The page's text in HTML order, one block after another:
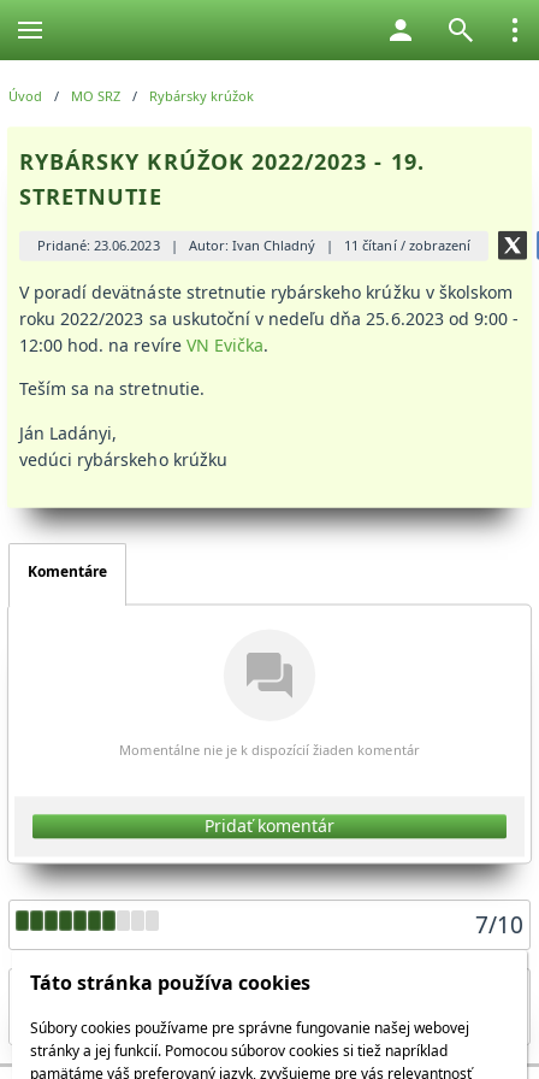
7/10
Zdieľať aktuálnu stránku
Úvod / MO SRZ / Rybársky krúžok
RYBÁRSKY KRÚŽOK 2022/2023 - 19.
STRETNUTIE
Pridané: 23.06.2023| Autor: Ivan Chladný | 11 čítaní / zobrazení
V poradí devätnáste stretnutie rybárskeho krúžku v školskom
roku 2022/2023 sa uskutoční v nedeľu dňa 25.6.2023 od 9:00 -
12:00 hod. na revíre VN Evička.
Teším sa na stretnutie.
Ján Ladányi,
vedúci rybárskeho krúžku
Komentáre
Momentálne nie je k dispozícií žiaden komentár
Pridať komentár
Táto stránka používa cookies
Súbory cookies používame pre správne fungovanie našej webovej
stránky a jej funkcií. Pomocou súborov cookies si tiež napríklad
pamätáme váš preferovaný jazyk, zvyšujeme pre vás relevantnosť